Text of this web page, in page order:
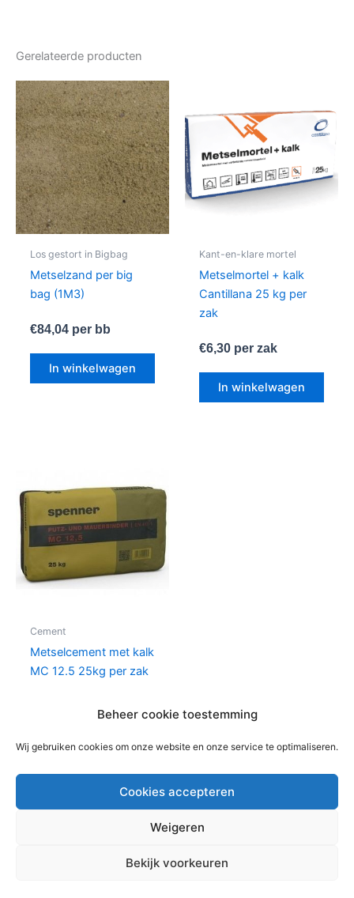
Beheer cookie toestemming
Wij gebruiken cookies om onze website en onze service te optimaliseren.
Cookies accepteren
Weigeren
Bekijk voorkeuren
Gerelateerde producten
Los gestort in Bigbag
Metselzand per big
bag (1M3)
€84,04per bb
In winkelwagen
Kant-en-klare mortel
Metselmortel + kalk
Cantillana 25 kg per
zak
€6,30per zak
In winkelwagen
Cement
Metselcement met kalk
MC 12.5 25kg per zak
In winkelwagen
doorAstra WordPress thema